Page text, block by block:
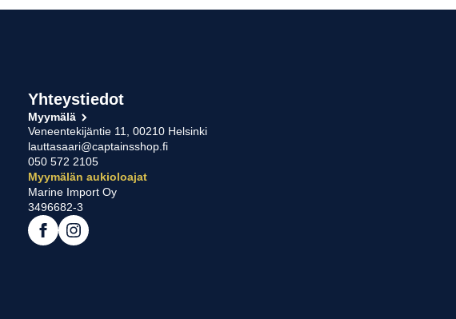
sivulla.
Yhteystiedot
Myymälä
Veneentekijäntie 11, 00210 Helsinki
lauttasaari@captainsshop.fi
050 572 2105
Myymälän aukioloajat
Marine Import Oy
3496682-3